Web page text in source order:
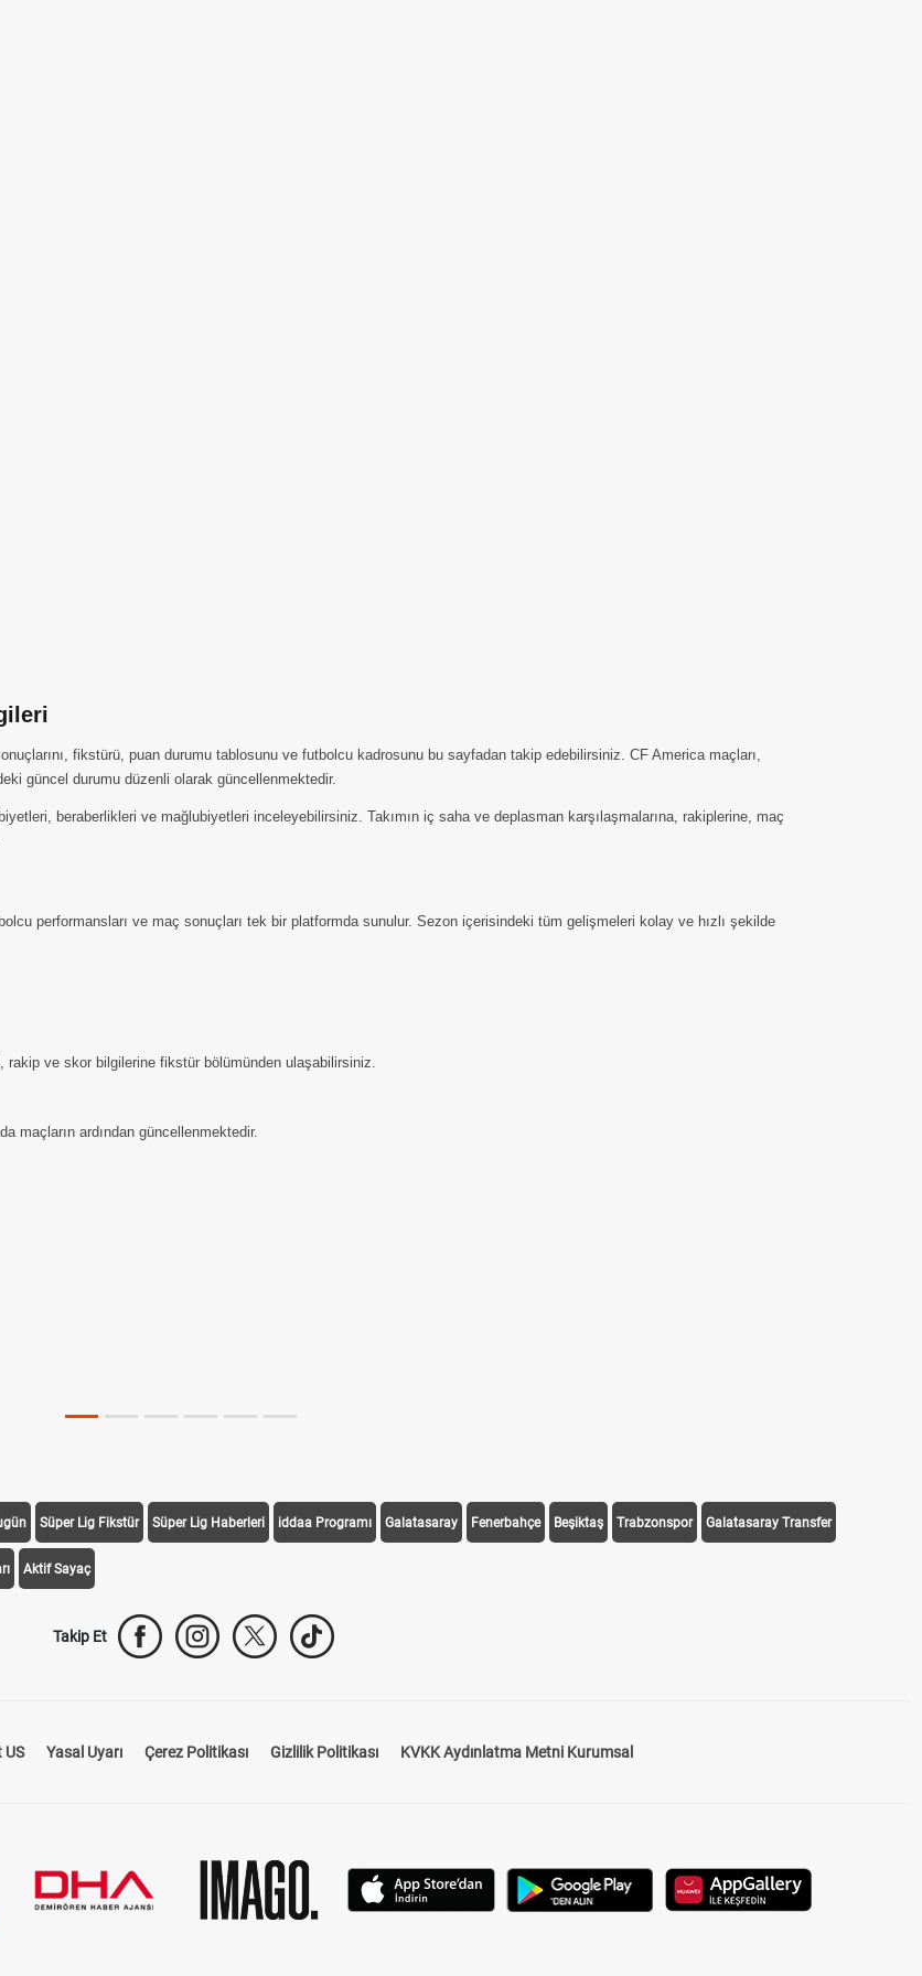
fikstürü, puan durumu tablosunu ve futbolcu kadrosunu bu sayfadan takip edebilirsiniz. CF America maçları,
güncel durumu düzenli olarak güncellenmektedir.
beraberlikleri ve mağlubiyetleri inceleyebilirsiniz. Takımın iç saha ve deplasman karşılaşmalarına, rakiplerine, maç
performansları ve maç sonuçları tek bir platformda sunulur. Sezon içerisindeki tüm gelişmeleri kolay ve hızlı şekilde
rakip ve skor bilgilerine fikstür bölümünden ulaşabilirsiniz.
maçların ardından güncellenmektedir.
Süper Lig Fikstür Süper Lig Haberleri iddaa Programı Galatasaray Fenerbahçe Beşiktaş Trabzonspor Galatasaray Transfer
Aktif Sayaç
Takip Et
US Yasal Uyarı Çerez Politikası Gizlilik Politikası KVKK Aydınlatma Metni Kurumsal